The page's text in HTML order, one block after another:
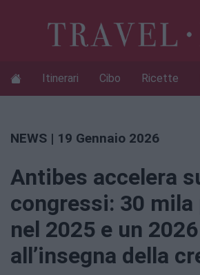
Itinerari Cibo Ricette
NEWS | 19 Gennaio 2026
Antibes accelera
congressi: 30 mila
nel 2025 e un 2026
all’insegna della